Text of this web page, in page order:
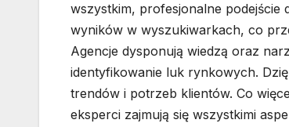
wszystkim, profesjonalne podejście
wyników w wyszukiwarkach, co
Agencje dysponują wiedzą oraz
identyfikowanie luk rynkowych.
trendów i potrzeb klientów. Co
eksperci zajmują się wszystkimi